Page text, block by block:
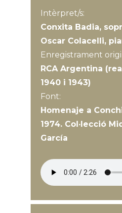
Intèrpret/s:
Conxita Badia,
Oscar Colacelli,
Enregistrament
RCA Argentina
1940 i 1943)
Font:
Homenaje a
1974. Col·lecció
García